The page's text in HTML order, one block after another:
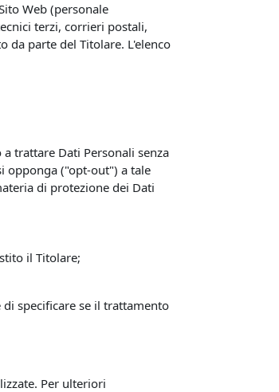
Web (personale
terzi, corrieri postali,
da parte del Titolare. L'elenco
trattare Dati Personali senza
opponga ("opt-out") a tale
di protezione dei Dati
il Titolare;
specificare se il trattamento
Per ulteriori